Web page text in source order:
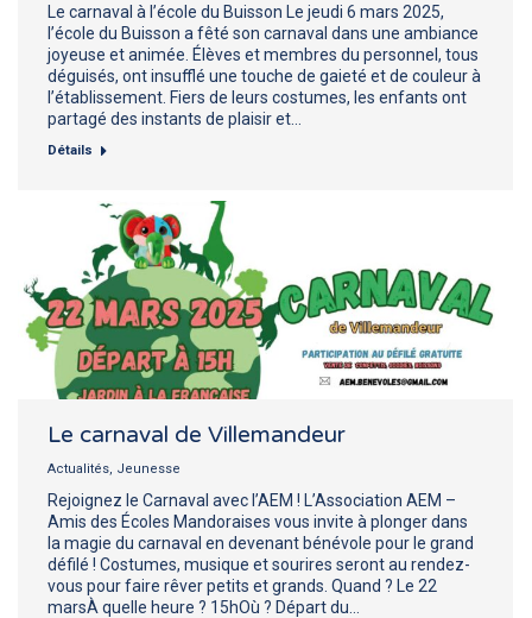
Le carnaval à l’école du Buisson Le jeudi 6 mars 2025,
l’école du Buisson a fêté son carnaval dans une ambiance
joyeuse et animée. Élèves et membres du personnel, tous
déguisés, ont insufflé une touche de gaieté et de couleur à
l’établissement. Fiers de leurs costumes, les enfants ont
partagé des instants de plaisir et…
Détails
Le carnaval de Villemandeur
Actualités, Jeunesse
Rejoignez le Carnaval avec l’AEM ! L’Association AEM –
Amis des Écoles Mandoraises vous invite à plonger dans
la magie du carnaval en devenant bénévole pour le grand
défilé ! Costumes, musique et sourires seront au rendez-
vous pour faire rêver petits et grands. Quand ? Le 22
marsÀ quelle heure ? 15hOù ? Départ du…